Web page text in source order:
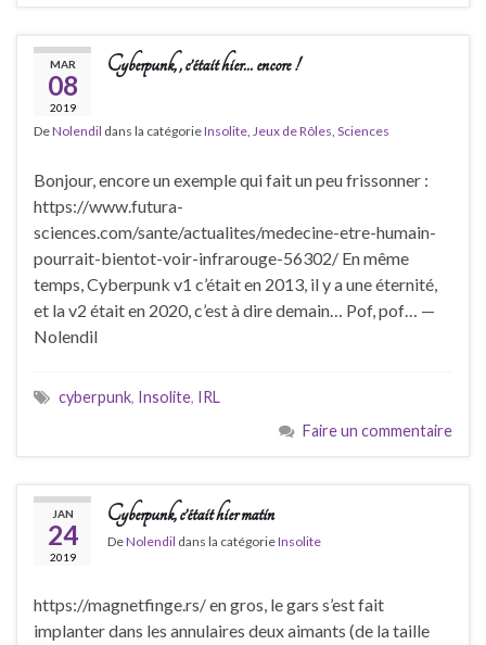
MAR
08
2019
Cyberpunk, , c’était hier… encore !
DeNolendil dans la catégorieInsolite, Jeux de Rôles, Sciences
Bonjour, encore un exemple qui fait un peu frissonner :
https://www.futura-
sciences.com/sante/actualites/medecine-etre-humain-
pourrait-bientot-voir-infrarouge-56302/ En même
temps, Cyberpunk v1 c’était en 2013, il y a une éternité,
et la v2 était en 2020, c’est à dire demain… Pof, pof… —
Nolendil
cyberpunk, Insolite, IRL
Faire un commentaire
JAN
24
2019
Cyberpunk, c’était hier matin
DeNolendil dans la catégorieInsolite
https://magnetfinge.rs/ en gros, le gars s’est fait
implanter dans les annulaires deux aimants (de la taille